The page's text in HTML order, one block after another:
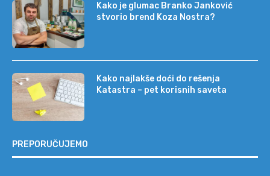
Kako je glumac Branko Janković
stvorio brend Koza Nostra?
Kako najlakše doći do rešenja
Katastra – pet korisnih saveta
PREPORUČUJEMO